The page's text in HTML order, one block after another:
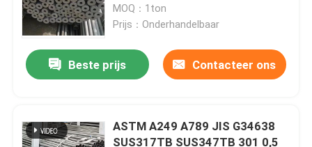
MOQ：1ton
Prijs：Onderhandelbaar
Beste prijs Contacteer ons
ASTM A249 A789 JIS G34638
SUS317TB SUS347TB 301 0,5